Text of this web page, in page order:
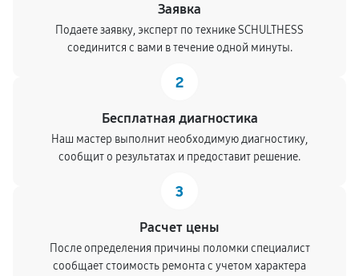
Заявка
Подаете заявку, эксперт по технике SCHULTHESS
соединится с вами в течение одной минуты.
2
Бесплатная диагностика
Наш мастер выполнит необходимую диагностику,
сообщит о результатах и предоставит решение.
3
Расчет цены
После определения причины поломки специалист
сообщает стоимость ремонта с учетом характера